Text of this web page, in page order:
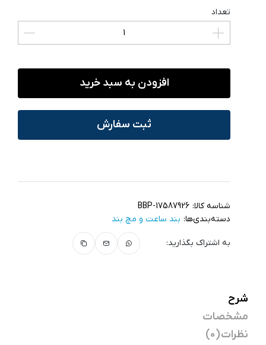
تعداد
افزودن به سبد خرید
ثبت سفارش
شناسه کالا: BBP-17587926
دسته‌بندی‌ها: بند ساعت و مچ‌ بند
به اشتراک بگذارید:
شرح
مشخصات
نظرات (0)